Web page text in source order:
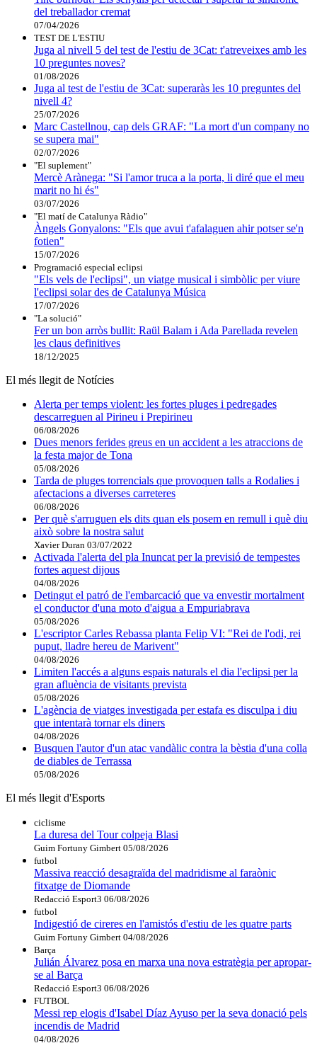
del treballador cremat
07/04/2026
TEST DE L'ESTIU
Juga al nivell 5 del test de l'estiu de 3Cat: t'atreveixes amb les
10 preguntes noves?
01/08/2026
Juga al test de l'estiu de 3Cat: superaràs les 10 preguntes del
nivell 4?
25/07/2026
Marc Castellnou, cap dels GRAF: "La mort d'un company no
se supera mai"
02/07/2026
"El suplement"
Mercè Arànega: "Si l'amor truca a la porta, li diré que el meu
marit no hi és"
03/07/2026
"El matí de Catalunya Ràdio"
Àngels Gonyalons: "Els que avui t'afalaguen ahir potser se'n
fotien"
15/07/2026
Programació especial eclipsi
"Els vels de l'eclipsi", un viatge musical i simbòlic per viure
l'eclipsi solar des de Catalunya Música
17/07/2026
"La solució"
Fer un bon arròs bullit: Raül Balam i Ada Parellada revelen
les claus definitives
18/12/2025
El més llegit de Notícies
Alerta per temps violent: les fortes pluges i pedregades
descarreguen al Pirineu i Prepirineu
06/08/2026
Dues menors ferides greus en un accident a les atraccions de
la festa major de Tona
05/08/2026
Tarda de pluges torrencials que provoquen talls a Rodalies i
afectacions a diverses carreteres
06/08/2026
Per què s'arruguen els dits quan els posem en remull i què diu
això sobre la nostra salut
Xavier Duran 03/07/2022
Activada l'alerta del pla Inuncat per la previsió de tempestes
fortes aquest dijous
04/08/2026
Detingut el patró de l'embarcació que va envestir mortalment
el conductor d'una moto d'aigua a Empuriabrava
05/08/2026
L'escriptor Carles Rebassa planta Felip VI: "Rei de l'odi, rei
puput, lladre hereu de Marivent"
04/08/2026
Limiten l'accés a alguns espais naturals el dia l'eclipsi per la
gran afluència de visitants prevista
05/08/2026
L'agència de viatges investigada per estafa es disculpa i diu
que intentarà tornar els diners
04/08/2026
Busquen l'autor d'un atac vandàlic contra la bèstia d'una colla
de diables de Terrassa
05/08/2026
El més llegit d'Esports
ciclisme
La duresa del Tour colpeja Blasi
Guim Fortuny Gimbert 05/08/2026
futbol
Massiva reacció desagraïda del madridisme al faraònic
fitxatge de Diomande
Redacció Esport3 06/08/2026
futbol
Indigestió de cireres en l'amistós d'estiu de les quatre parts
Guim Fortuny Gimbert 04/08/2026
Barça
Julián Álvarez posa en marxa una nova estratègia per apropar-
se al Barça
Redacció Esport3 06/08/2026
FUTBOL
Messi rep elogis d'Isabel Díaz Ayuso per la seva donació pels
incendis de Madrid
04/08/2026